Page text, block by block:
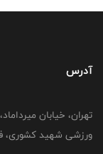
آدرس
تهران، خیابان
ورزشی شهید کشوری،